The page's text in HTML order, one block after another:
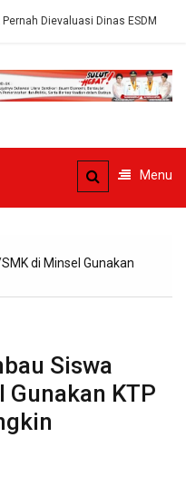
Dinas ESDM
Menu
di Minsel Gunakan
Siswa
KTP